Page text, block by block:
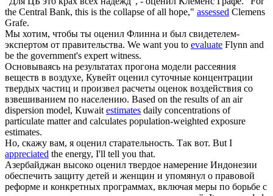
the Central Bank, this is the collapse of all hope," assessed Clemens
Grafe.
Мы хотим, чтобы ты оценил Флинна и был свидетелем-
экспертом от правительства. We want you to evaluate Flynn and
be the government's expert witness.
Основываясь на результатах прогона модели рассеяния
веществ в воздухе, Кувейт оценил суточные концентрации
твердых частиц и произвел расчеты оценок воздействия со
взвешиванием по населению. Based on the results of an air
dispersion model, Kuwaitestimates daily concentrations of
particulate matter and calculates population-weighted exposure
estimates.
Но, скажу вам, я оценил старательность. Так вот. But I
appreciated the energy, I'll tell you that.
Азербайджан высоко оценил твердое намерение Индонезии
обеспечить защиту детей и женщин и упомянул о правовой
реформе и конкретных программах, включая меры по борьбе с